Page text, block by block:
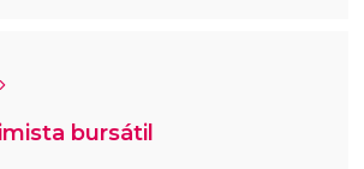
bursátil